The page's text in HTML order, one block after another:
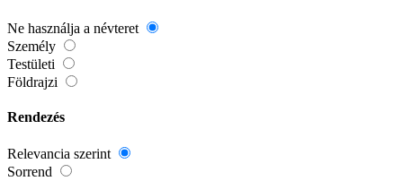
Ne használja a névteret
Személy
Testületi
Földrajzi
Rendezés
Relevancia szerint
Sorrend